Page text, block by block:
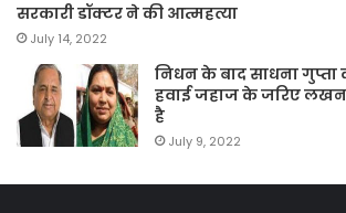
सरकारी डॉक्टर ने की आत्महत्या
July 14, 2022
निधन के बाद साधना गुप्ता
हवाई जहाज के जरिए
है
July 9, 2022